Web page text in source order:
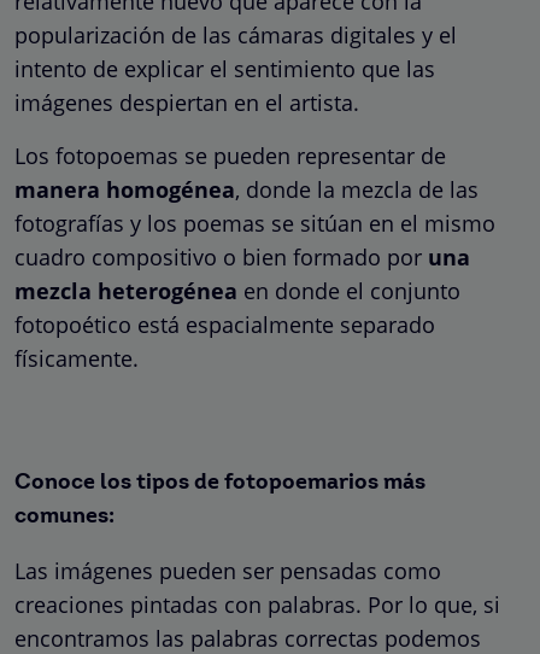
popularización de las cámaras digitales y el
intento de explicar el sentimiento que las
imágenes despiertan en el artista.
Los fotopoemas se pueden representar de
manera homogénea, donde la mezcla de las
fotografías y los poemas se sitúan en el mismo
cuadro compositivo o bien formado por una
mezcla heterogénea en donde el conjunto
fotopoético está espacialmente separado
físicamente.
Conoce los tipos de fotopoemarios más
comunes:
Las imágenes pueden ser pensadas como
creaciones pintadas con palabras. Por lo que, si
encontramos las palabras correctas podemos